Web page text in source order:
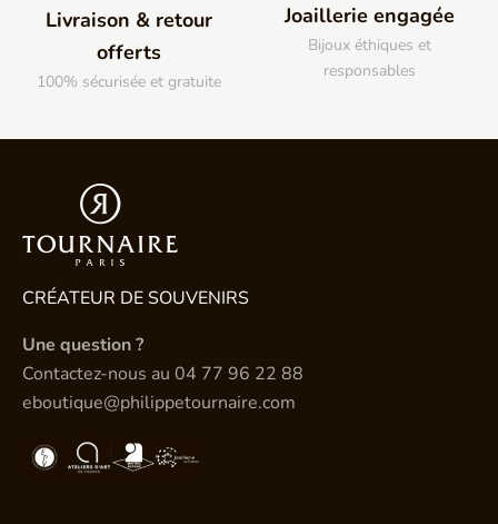
Livraison & retour
offerts
100% sécurisée et gratuite
Joaillerie engagée
Bijoux éthiques et
responsables
CRÉATEUR DE SOUVENIRS
Une question ?
Contactez-nous au 04 77 96 22 88
eboutique@philippetournaire.com